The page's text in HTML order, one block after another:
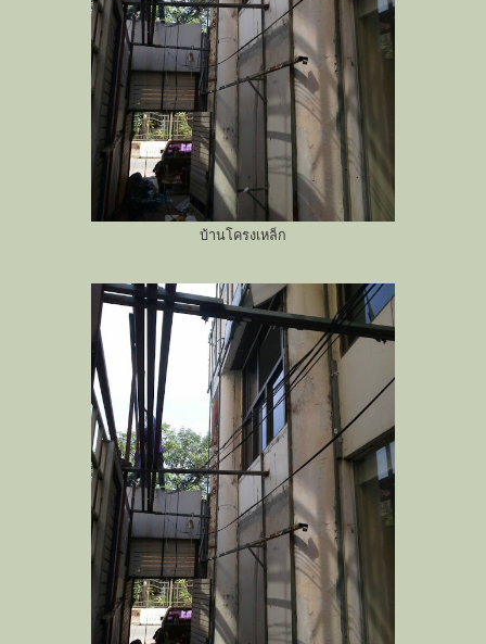
บ้านโครงเหล็ก